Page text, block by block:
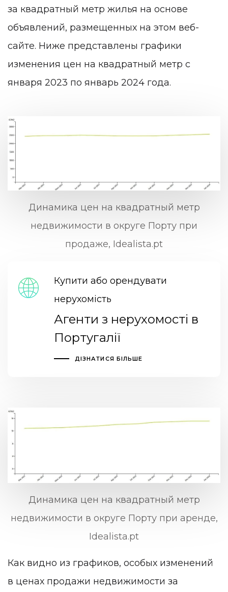
за квадратный метр жилья на основе
объявлений, размещенных на этом веб-
сайте. Ниже представлены графики
изменения цен на квадратный метр с
января 2023 по январь 2024 года.
Динамика цен на квадратный метр
недвижимости в округе Порту при
продаже, Idealista.pt
Купити або орендувати
нерухомість
Агенти з нерухомості в
Португалії
ДІЗНАТИСЯ БІЛЬШЕ
Динамика цен на квадратный метр
недвижимости в округе Порту при аренде,
Idealista.pt
Как видно из графиков, особых изменений
в ценах продажи недвижимости за